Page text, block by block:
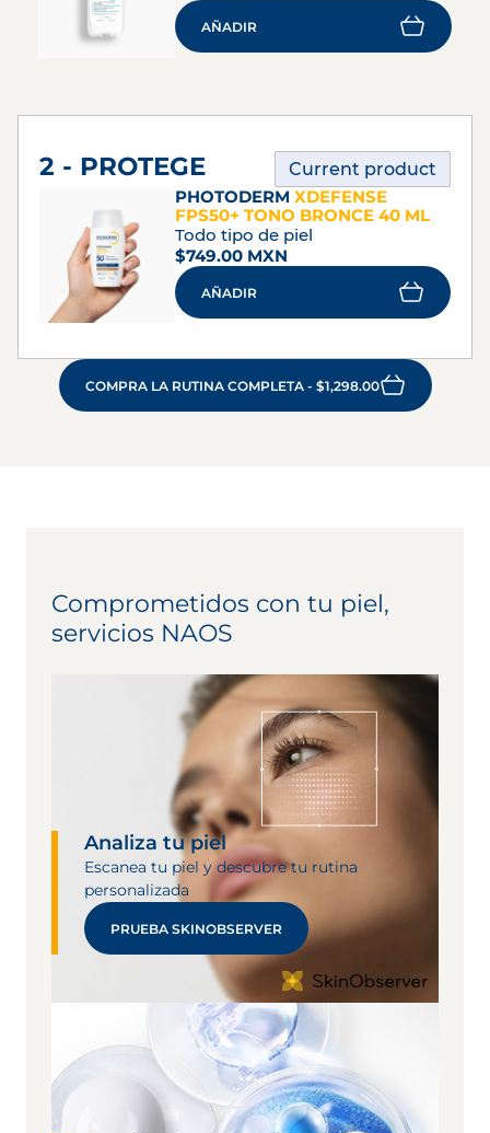
AÑADIR
2 - PROTEGE
Current product
PHOTODERMXDEFENSE
FPS50+ TONO BRONCE 40 ML
Todo tipo de piel
$749.00 MXN
AÑADIR
COMPRA LA RUTINA COMPLETA - $1,298.00
Comprometidos con tu piel,
servicios NAOS
Analiza tu piel
Escanea tu piel y descubre tu rutina
personalizada
PRUEBA SKINOBSERVER